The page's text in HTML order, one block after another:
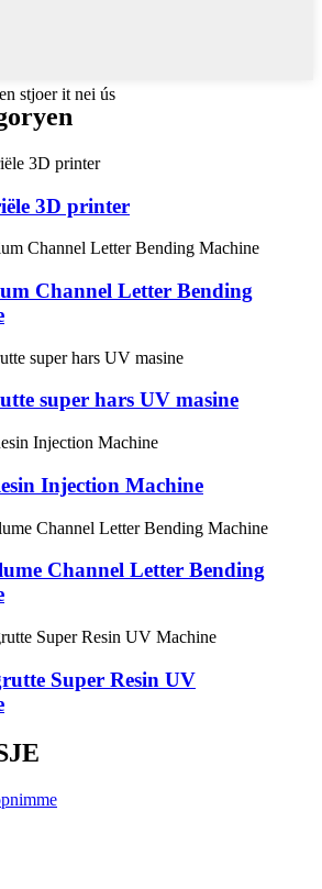
stjoer it nei ús
3D printer
Channel Letter Bending
super hars UV masine
Injection Machine
Channel Letter Bending
Super Resin UV